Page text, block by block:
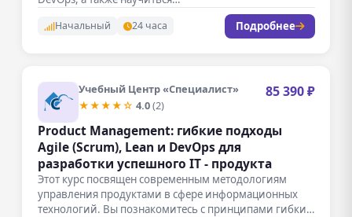
Начальный 24 часа Подробнее
Учебный Центр «Специалист»
★★★★☆ 4.0(2)
85 390 ₽
Product Managemеnt: гибкие подходы
Agile (Scrum), Lean и DevOps для
разработки успешного IT - продукта
Этот курс посвящен современным методологиям
управления продуктами в сфере информационных
технологий. Вы познакомитесь с принципами гибких